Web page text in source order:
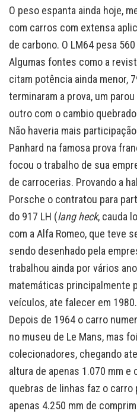
O peso espanta ainda hoje,
com carros com extensa
de carbono. O LM64 pesa
Algumas fontes como a
citam potência ainda menor,
terminaram a prova, um
outro com o cambio
Não haveria mais
Panhard na famosa prova
focou o trabalho de sua
de carrocerias. Provando a
Porsche o contratou para
do 917 LH (lang heck, cauda
com a Alfa Romeo, que teve
sendo desenhado pela
trabalhou ainda por vários
matemáticas principalmente
veículos, ate falecer em 1980.
Depois de 1964 o carro
no museu de Le Mans, mas
colecionadores, chegando
altura de apenas 1.070 mm e
quebras de linhas faz o carro
apenas 4.250 mm de